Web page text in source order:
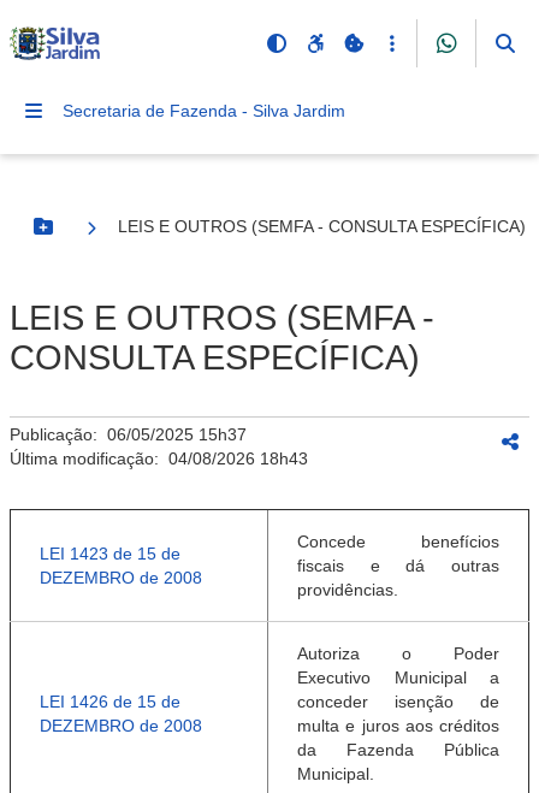
Secretaria de Fazenda - Silva Jardim
Botão Menu
LEIS E OUTROS (SEMFA - CONSULTA ESPECÍFICA)
LEIS E OUTROS (SEMFA -
CONSULTA ESPECÍFICA)
Publicação: 06/05/2025 15h37
Última modificação: 04/08/2026 18h43
LEI 1423 de 15 de
DEZEMBRO de 2008
Concede benefícios
fiscais e dá outras
providências.
LEI 1426 de 15 de
DEZEMBRO de 2008
Autoriza o Poder
Executivo Municipal a
conceder isenção de
multa e juros aos créditos
da Fazenda Pública
Municipal.